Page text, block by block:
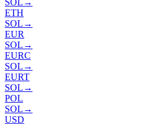
SOL →
ETH
SOL →
EUR
SOL →
EURC
SOL →
EURT
SOL →
POL
SOL →
USD